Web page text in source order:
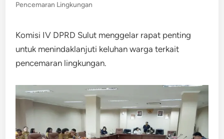
Pencemaran Lingkungan
Komisi IV DPRD Sulut menggelar rapat penting
untuk menindaklanjuti keluhan warga terkait
pencemaran lingkungan.